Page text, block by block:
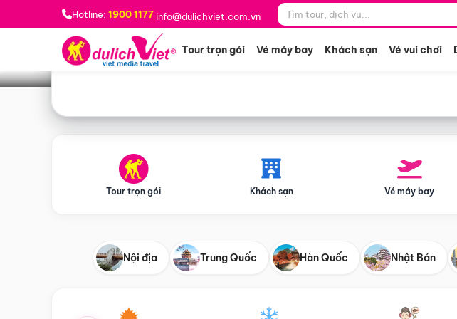
Hotline: 1900 1177 info@dulichviet.com.vn
Tour trọn gói Vé máy bay Khách sạn Vé vui chơi
Bạn muốn đi đâu? *
Tour trọn gói Khách sạn Vé máy bay
Nội địa Trung Quốc Hàn Quốc Nhật Bản